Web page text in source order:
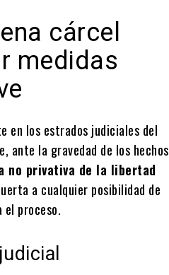
cárcel
medidas
en los estrados judiciales del
ante la gravedad de los hechos
no privativa de la libertad
a cualquier posibilidad de
proceso.